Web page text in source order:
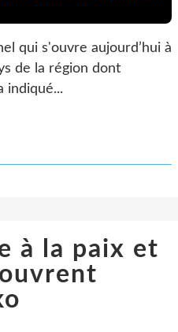
qui s'ouvre aujourd’hui à
de la région dont
indiqué...
à la paix et